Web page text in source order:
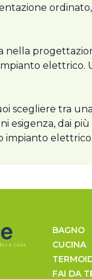
nella
scegliere tra
esigenza, dai
impianto
BAGNO
CUCINA
FAI DA